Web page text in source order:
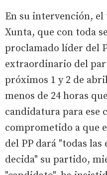
En su intervención,
Xunta, que con toda
proclamado líder del
extraordinario del
próximos 1 y 2 de
menos de 24 horas
candidatura para ese
comprometido a que
del PP dará "todas
decida" su partido,